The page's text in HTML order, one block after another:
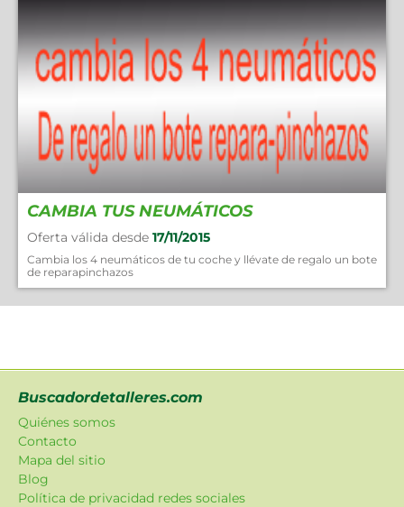
CAMBIA TUS NEUMÁTICOS
Oferta válida desde 17/11/2015
Cambia los 4 neumáticos de tu coche y llévate de regalo un bote
de reparapinchazos
Buscadordetalleres.com
Quiénes somos
Contacto
Mapa del sitio
Blog
Política de privacidad redes sociales